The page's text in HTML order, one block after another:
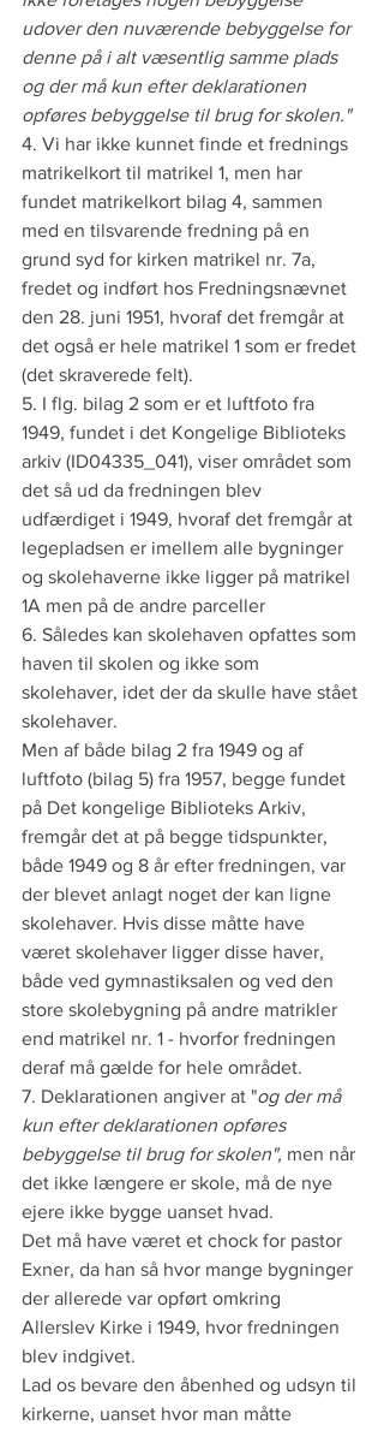
udover den nuværende bebyggelse for
denne på i alt væsentlig samme plads
og der må kun efter deklarationen
opføres bebyggelse til brug for skolen."
4. Vi har ikke kunnet finde et frednings
matrikelkort til matrikel 1, men har
fundet matrikelkort bilag 4, sammen
med en tilsvarende fredning på en
grund syd for kirken matrikel nr. 7a,
fredet og indført hos Fredningsnævnet
den 28. juni 1951, hvoraf det fremgår at
det også er hele matrikel 1 som er fredet
(det skraverede felt).
5. I flg. bilag 2 som er et luftfoto fra
1949, fundet i det Kongelige Biblioteks
arkiv (ID04335_041), viser området som
det så ud da fredningen blev
udfærdiget i 1949, hvoraf det fremgår at
legepladsen er imellem alle bygninger
og skolehaverne ikke ligger på matrikel
1A men på de andre parceller
6. Således kan skolehaven opfattes som
haven til skolen og ikke som
skolehaver, idet der da skulle have stået
skolehaver.
Men af både bilag 2 fra 1949 og af
luftfoto (bilag 5) fra 1957, begge fundet
på Det kongelige Biblioteks Arkiv,
fremgår det at på begge tidspunkter,
både 1949 og 8 år efter fredningen, var
der blevet anlagt noget der kan ligne
skolehaver. Hvis disse måtte have
været skolehaver ligger disse haver,
både ved gymnastiksalen og ved den
store skolebygning på andre matrikler
end matrikel nr. 1 - hvorfor fredningen
deraf må gælde for hele området.
7. Deklarationen angiver at "og der må
kun efter deklarationen opføres
bebyggelse til brug for skolen", men når
det ikke længere er skole, må de nye
ejere ikke bygge uanset hvad.
Det må have været et chock for pastor
Exner, da han så hvor mange bygninger
der allerede var opført omkring
Allerslev Kirke i 1949, hvor fredningen
blev indgivet.
Lad os bevare den åbenhed og udsyn til
kirkerne, uanset hvor man måtte